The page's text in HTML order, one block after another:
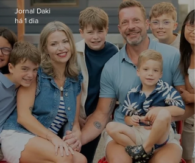
Jornal Daki
há 1 dia